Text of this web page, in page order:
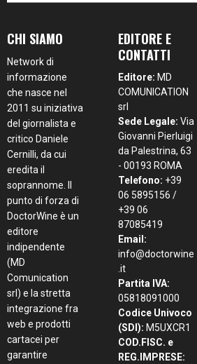
CHI SIAMO
Network di
informazione
che nasce nel
2011 su iniziativa
del giornalista e
critico Daniele
Cernilli, da cui
eredita il
soprannome. Il
punto di forza di
DoctorWine è un
editore
indipendente
(MD
Comunication
srl) e la stretta
integrazione fra
web e prodotti
cartacei per
garantire
EDITORE E
CONTATTI
Editore: MD
COMUNICATION
srl
Sede Legale: Via
Giovanni Pierluigi
da Palestrina, 63
- 00193 ROMA
Telefono: +39
06 5895156 /
+39 06
87085419
Email:
info@doctorwine
.it
Partita IVA:
05818091000
Codice Univoco
(SDI): M5UXCR1
COD.FISC. e
REG.IMPRESE: